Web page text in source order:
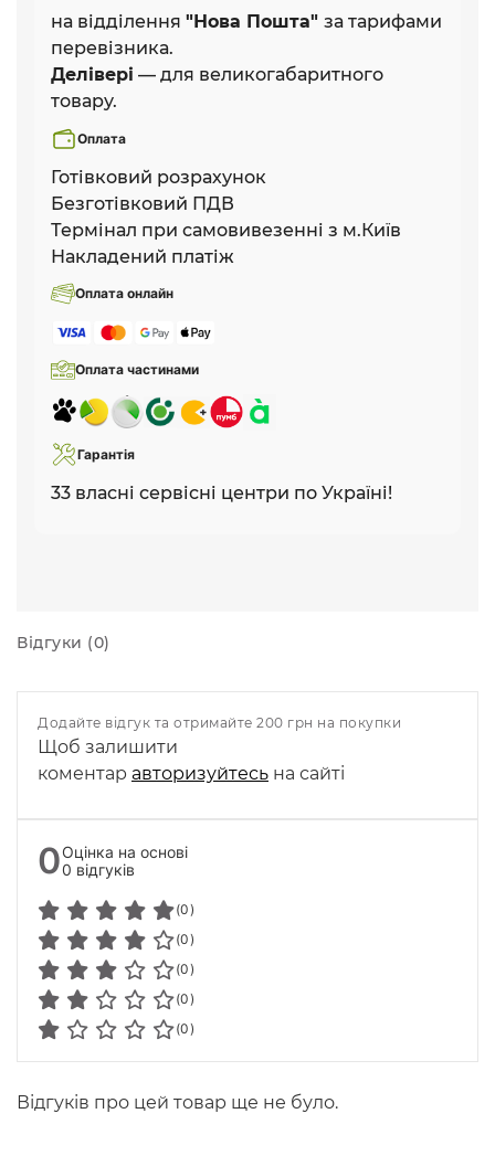
на відділення "Нова Пошта" за тарифами
перевізника.
Делівері — для великогабаритного
товару.
Оплата
Готівковий розрахунок
Безготівковий ПДВ
Термінал при самовивезенні з м.Київ
Накладений платіж
Оплата онлайн
Оплата частинами
Гарантія
33 власні сервісні центри по Україні!
Відгуки (0)
Додайте відгук та отримайте 200 грн на покупки
Щоб залишити
коментар авторизуйтесь на сайті
0Оцінка на основі
0 відгуків
(0)
(0)
(0)
(0)
(0)
Відгуків про цей товар ще не було.